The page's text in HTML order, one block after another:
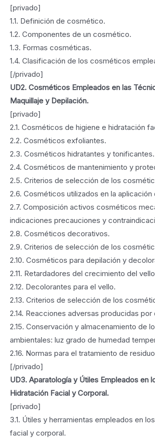
[privado]
1.1. Definición de cosmético.
1.2. Componentes de un cosmético.
1.3. Formas cosméticas.
1.4. Clasificación de los cosméticos
[/privado]
UD2. Cosméticos Empleados en las
Maquillaje y Depilación.
[privado]
2.1. Cosméticos de higiene e hidratación
2.2. Cosméticos exfoliantes.
2.3. Cosméticos hidratantes y tonificantes.
2.4. Cosméticos de mantenimiento y
2.5. Criterios de selección de los
2.6. Cosméticos utilizados en la
2.7. Composición activos cosméticos
indicaciones precauciones y
2.8. Cosméticos decorativos.
2.9. Criterios de selección de los
2.10. Cosméticos para depilación y
2.11. Retardadores del crecimiento del
2.12. Decolorantes para el vello.
2.13. Criterios de selección de los
2.14. Reacciones adversas producidas
2.15. Conservación y almacenamiento de
ambientales: luz grado de humedad
2.16. Normas para el tratamiento de
[/privado]
UD3. Aparatología y Útiles Empleados en
Hidratación Facial y Corporal.
[privado]
3.1. Útiles y herramientas empleados en
facial y corporal.